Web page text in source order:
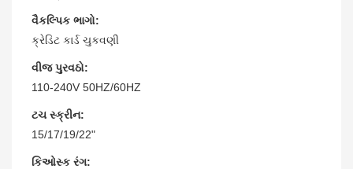
વૈકલ્પિક ભાગો:
ક્રેડિટ કાર્ડ ચુકવણી
વીજ પુરવઠો:
110-240V 50HZ/60HZ
ટચ સ્ક્રીન:
15/17/19/22"
કિઓસ્ક રંગ: